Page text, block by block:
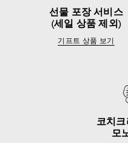
선물 포장 서비스
(세일 상품 제외)
기프트 상품 보기
코치
모